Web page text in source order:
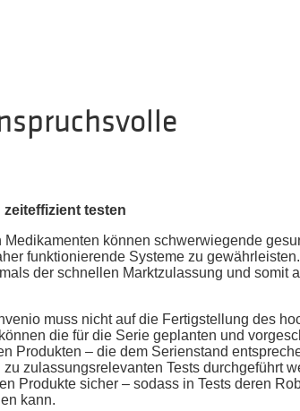
testen
können schwerwiegende
funktionierende Systeme zu
der schnellen Marktzulassung und somit
muss nicht auf die Fertigstellung des
die für die Serie geplanten und
Produkten – die dem Serienstand
zulassungsrelevanten Tests durchgeführt
Produkte sicher – sodass in Tests deren
kann.